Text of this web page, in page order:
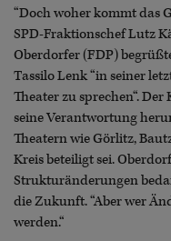
“Doch woher kommt das
SPD-Fraktionschef Lutz
Oberdorfer (FDP)
Tassilo Lenk “in seiner
Theater zu sprechen“.
seine Verantwortung
Theatern wie Görlitz,
Kreis beteiligt sei.
Strukturänderungen
die Zukunft. “Aber wer
werden.“